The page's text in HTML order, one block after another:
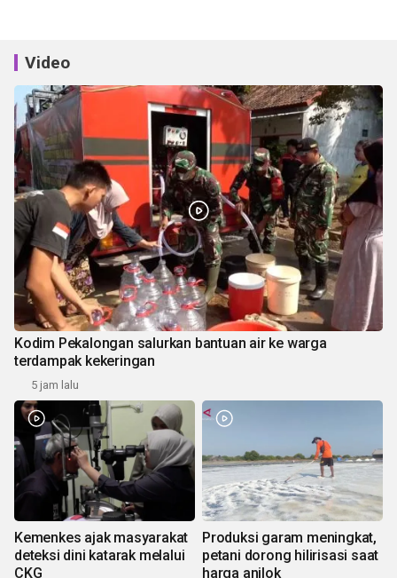
Video
Kodim Pekalongan salurkan bantuan air ke warga
terdampak kekeringan
5 jam lalu
Kemenkes ajak masyarakat
deteksi dini katarak melalui
CKG
Produksi garam meningkat,
petani dorong hilirisasi saat
harga anjlok